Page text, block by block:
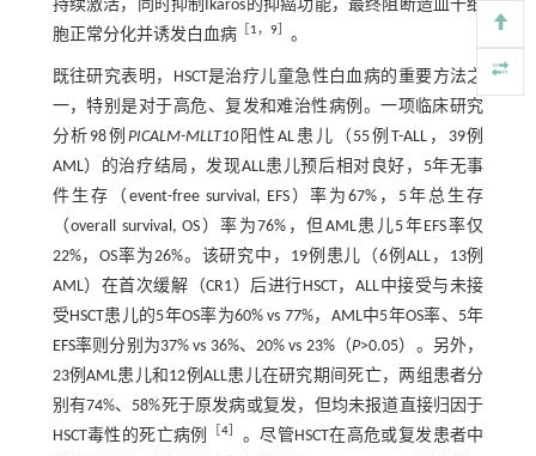
持续激活，同时抑制Ikaros的抑癌功能，最终阻断造血干细
胞正常分化并诱发白血病［ 1， 9］ 。
既往研究表明，HSCT是治疗儿童急性白血病的重要方法之
一，特别是对于高危、复发和难治性病例。一项临床研究
分析98例 PICALM-MLLT10阳性AL患儿（55例T-ALL，39例
AML）的治疗结局，发现ALL患儿预后相对良好，5年无事
件生存（event-free survival, EFS）率为67%，5年总生存
（overall survival, OS）率为76%，但AML患儿5年EFS率仅
22%，OS率为26%。该研究中，19例患儿（6例ALL，13例
AML）在首次缓解（CR1）后进行HSCT，ALL中接受与未接
受HSCT患儿的5年OS率为60% vs 77%，AML中5年OS率、5年
EFS率则分别为37% vs 36%、20% vs 23%（P>0.05）。另外，
23例AML患儿和12例ALL患儿在研究期间死亡，两组患者分
别有74%、58%死于原发病或复发，但均未报道直接归因于
HSCT毒性的死亡病例
［4
。尽管HSCT在高危或复发患者中